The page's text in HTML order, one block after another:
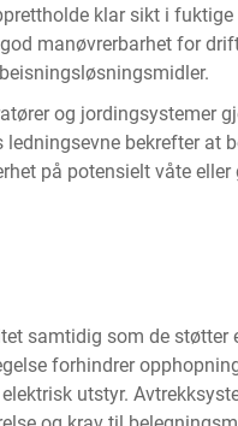
klar sikt i
manøvrerbarhet for
og jordingsystemer
bekrefter at
på potensielt våte
samtidig som de støtter
forhindrer
utstyr.